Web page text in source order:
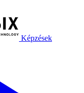
Képzések